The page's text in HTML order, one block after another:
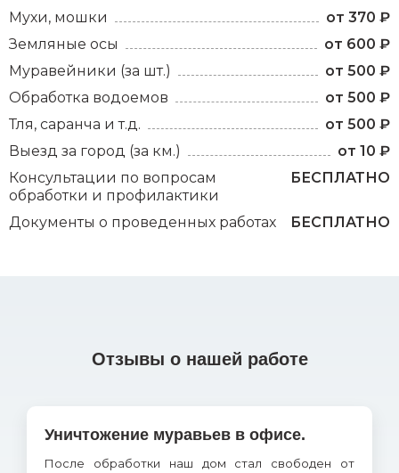
Мухи, мошки
от 370 ₽
Земляные осы
от 600 ₽
Муравейники (за шт.)
от 500 ₽
Обработка водоемов
от 500 ₽
Тля, саранча и т.д.
от 500 ₽
Выезд за город (за км.)
от 10 ₽
Консультации по вопросам
обработки и профилактики
БЕСПЛАТНО
Документы о проведенных работах БЕСПЛАТНО
Отзывы о нашей работе
Уничтожение муравьев в офисе.
После обработки наш дом стал свободен от